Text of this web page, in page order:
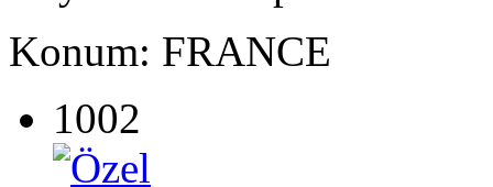
Konum: FRANCE
1002